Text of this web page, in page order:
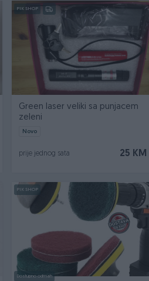
PIK SHOP
Green laser veliki sa punjacem
zeleni
Novo
25 KM
prije jednog sata
PIK SHOP
Dostupno odmah